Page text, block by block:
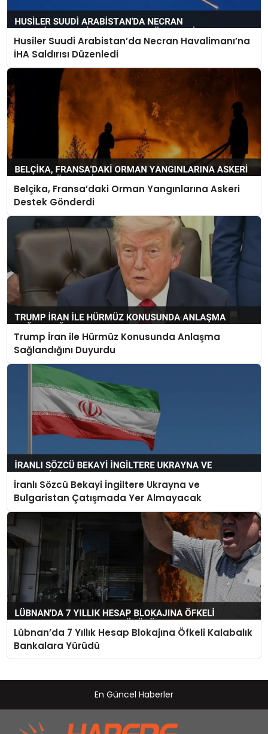
Husiler Suudi Arabistan’da Necran Havalimanı’na
İHA Saldırısı Düzenledi
Belçika, Fransa’daki Orman Yangınlarına Askeri
Destek Gönderdi
Trump İran ile Hürmüz Konusunda Anlaşma
Sağlandığını Duyurdu
İranlı Sözcü Bekayi İngiltere Ukrayna ve
Bulgaristan Çatışmada Yer Almayacak
Lübnan’da 7 Yıllık Hesap Blokajına Öfkeli Kalabalık
Bankalara Yürüdü
En Güncel Haberler